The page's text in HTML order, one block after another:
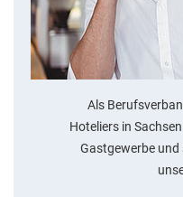
Als
Hoteliers in
Gastgewerbe